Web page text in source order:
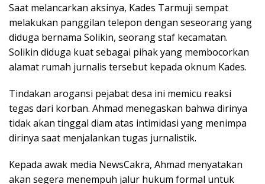
Saat melancarkan aksinya, Kades Tarmuji sempat
melakukan panggilan telepon dengan seseorang yang
diduga bernama Solikin, seorang staf kecamatan.
Solikin diduga kuat sebagai pihak yang membocorkan
alamat rumah jurnalis tersebut kepada oknum Kades.
Tindakan arogansi pejabat desa ini memicu reaksi
tegas dari korban. Ahmad menegaskan bahwa dirinya
tidak akan tinggal diam atas intimidasi yang menimpa
dirinya saat menjalankan tugas jurnalistik.
Kepada awak media NewsCakra, Ahmad menyatakan
akan segera menempuh jalur hukum formal untuk